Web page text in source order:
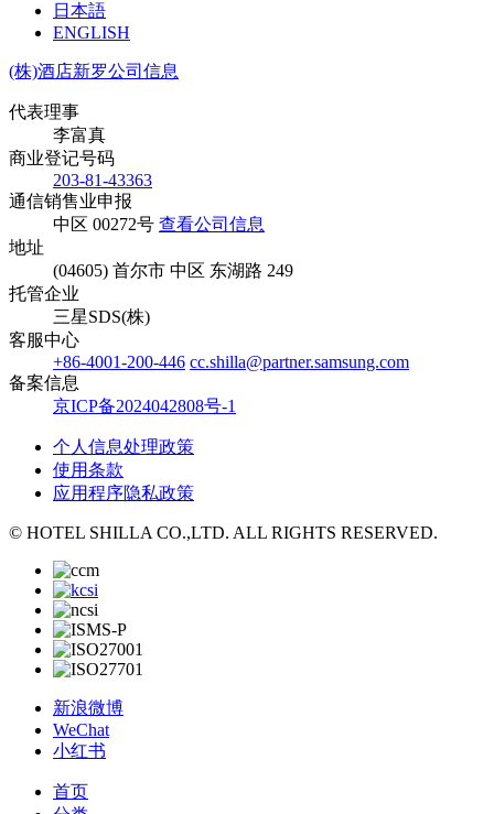
日本語
ENGLISH
(株)酒店新罗公司信息
代表理事
李富真
商业登记号码
203-81-43363
通信销售业申报
中区 00272号 查看公司信息
地址
(04605) 首尔市 中区 东湖路 249
托管企业
三星SDS(株)
客服中心
+86-4001-200-446 cc.shilla@partner.samsung.com
备案信息
京ICP备2024042808号-1
个人信息处理政策
使用条款
应用程序隐私政策
© HOTEL SHILLA CO.,LTD. ALL RIGHTS RESERVED.
新浪微博
WeChat
小红书
首页